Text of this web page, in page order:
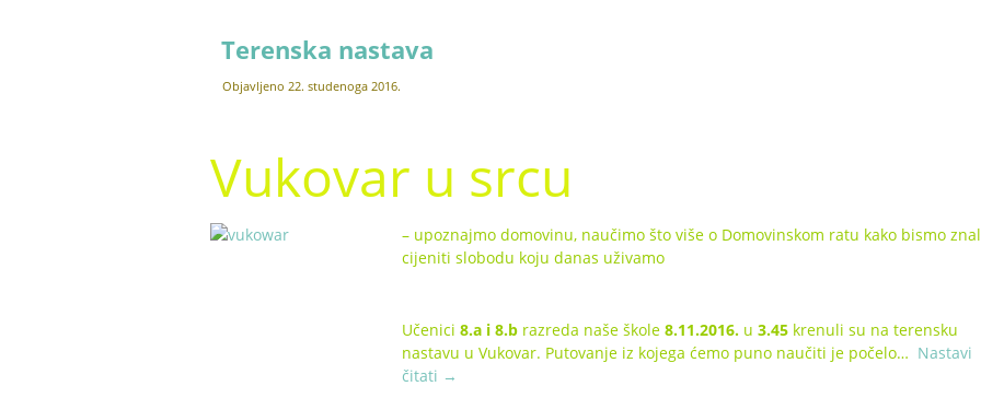
Terenska nastava
Objavljeno 22. studenoga 2016.
Vukovar u srcu
– upoznajmo domovinu, naučimo što više o Domovinskom ratu kako bismo
cijeniti slobodu koju danas uživamo
Učenici 8.a i 8.b razreda naše škole 8.11.2016. u 3.45 krenuli su na terensku
nastavu u Vukovar. Putovanje iz kojega ćemo puno naučiti je počelo… Nastavi
čitati →